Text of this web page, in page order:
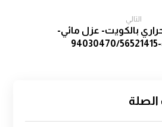
التالي
بالكويت- عزل مائي-